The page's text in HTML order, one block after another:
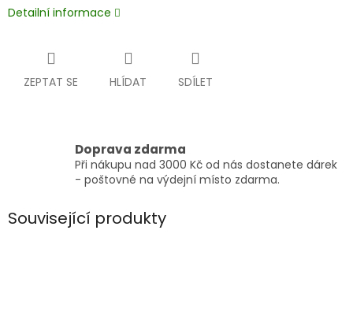
Detailní informace
ZEPTAT SE HLÍDAT SDÍLET
Doprava zdarma
Při nákupu nad 3000 Kč od nás dostanete dárek
- poštovné na výdejní místo zdarma.
Související produkty